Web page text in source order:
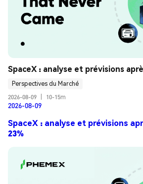
SpaceX : analyse et prévisions
Perspectives du Marché
2026-08-09
10-15m
2026-08-09
SpaceX : analyse et prévisions
23%